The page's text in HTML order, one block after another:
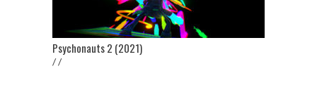
Psychonauts 2 (2021)
/ /